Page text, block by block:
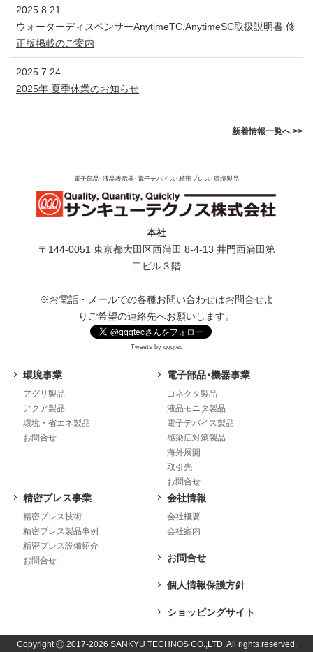
2025.8.21.
ウォーターディスペンサーAnytimeTC,AnytimeSC取扱説明書 修
正版掲載のご案内
2025.7.24.
2025年 夏季休業のお知らせ
新着情報一覧へ >>
電子部品･液晶表示器･電子デバイス･精密プレス･環境製品
本社
〒144-0051 東京都⼤⽥区⻄蒲⽥ 8-4-13 井⾨⻄蒲⽥第
⼆ビル３階
※お電話・メールでの各種お問い合わせはお問合せよ
りご希望の連絡先へお願いします。
Tweets by qqqtec
環境事業
アグリ製品
アクア製品
環境・省エネ製品
お問合せ
電子部品･機器事業
コネクタ製品
液晶モニタ製品
電子デバイス製品
感染症対策製品
海外展開
取引先
お問合せ
精密プレス事業
精密プレス技術
精密プレス製品事例
精密プレス設備紹介
お問合せ
会社情報
会社概要
会社案内
お問合せ
個人情報保護方針
ショッピングサイト
Copyright Ⓒ 2017-2026 SANKYU TECHNOS CO.,LTD. All rights reserved.